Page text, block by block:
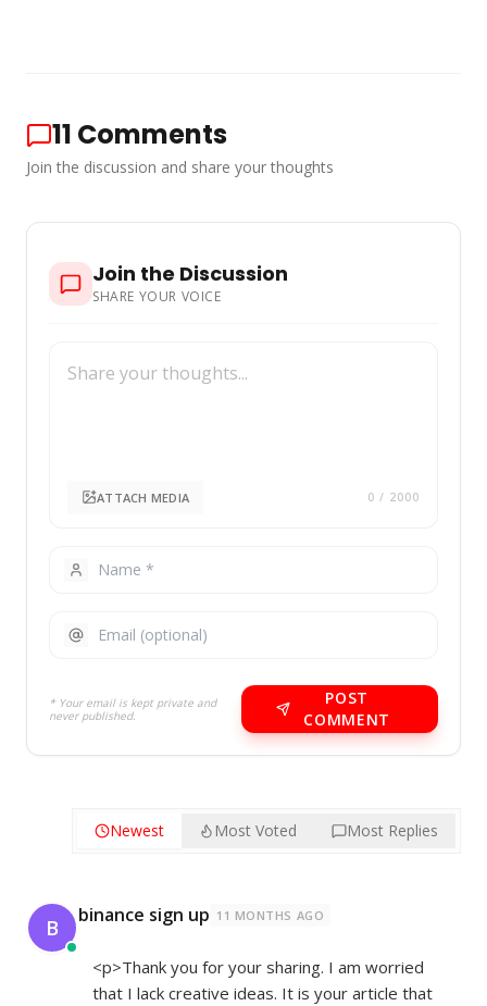
11 Comments
Join the discussion and share your thoughts
Join the Discussion
SHARE YOUR VOICE
ATTACH MEDIA 0 / 2000
* Your email is kept private and
never published.
POST
COMMENT
Newest Most Voted Most Replies
B binance sign up 11 MONTHS AGO
<p>Thank you for your sharing. I am worried
that I lack creative ideas. It is your article that